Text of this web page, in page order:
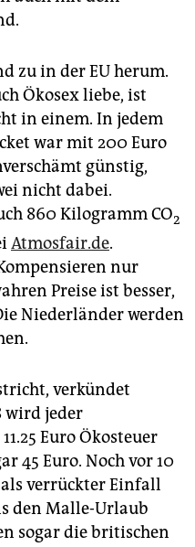
zu in der EU herum.
Ökosex liebe, ist
in einem. In jedem
war mit 200 Euro
günstig,
nicht dabei.
860 Kilogramm CO2
Atmosfair.de.
nur
Preise ist besser,
Niederländer werden
verkündet
wird jeder
Euro Ökosteuer
45 Euro. Noch vor 10
verrückter Einfall
den Malle-Urlaub
sogar die britischen